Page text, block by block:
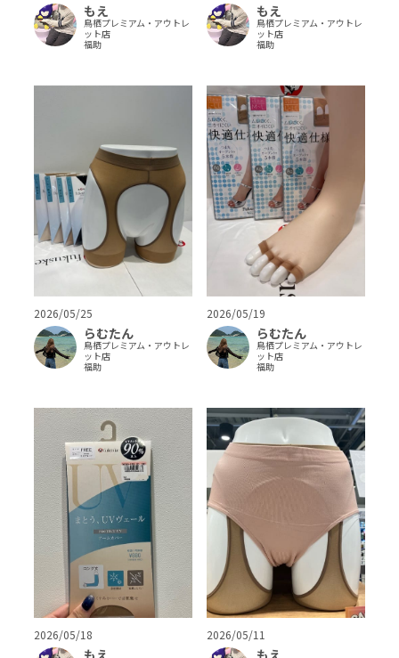
もえ
鳥栖プレミアム・アウトレ
ット店
福助
もえ
鳥栖プレミアム・アウトレ
ット店
福助
2026/05/25
らむたん
鳥栖プレミアム・アウトレ
ット店
福助
2026/05/19
らむたん
鳥栖プレミアム・アウトレ
ット店
福助
2026/05/18 2026/05/11